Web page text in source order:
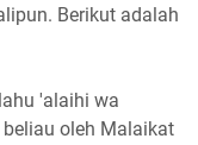
Berikut adalah
'alaihi wa
oleh Malaikat